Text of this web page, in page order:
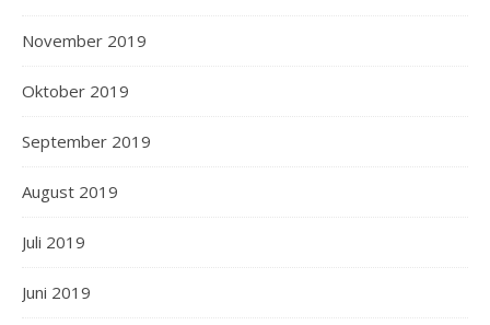
November 2019
Oktober 2019
September 2019
August 2019
Juli 2019
Juni 2019